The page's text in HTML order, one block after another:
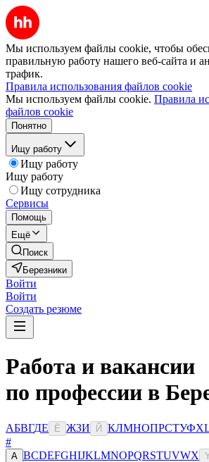
Мы используем файлы cookie, чтобы
правильную работу нашего веб-сайта и
трафик.
Правила использования файлов cookie
Мы используем файлы cookie. Правила
файлов cookie
Понятно
Ищу работу
Ищу работу
Ищу работу
Ищу сотрудника
Сервисы
Помощь
Ещё
Поиск
Березники
Войти
Войти
Создать резюме
Работа и вакансии
по профессии в
АБВГДЕ Ё ЖЗИ Й КЛМНОПРСТУФХ
#
A BCDEFGHIJKLMNOPQRSTUVWX